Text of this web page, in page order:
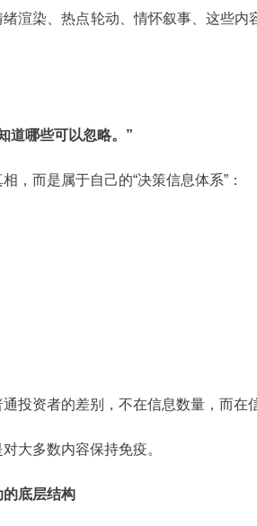
渲染、热点轮动、情怀叙事、这些内
道哪些可以忽略。”
，而是属于自己的“决策信息体系”：
投资者的差别，不在信息数量，而在
大多数内容保持免疫。
底层结构